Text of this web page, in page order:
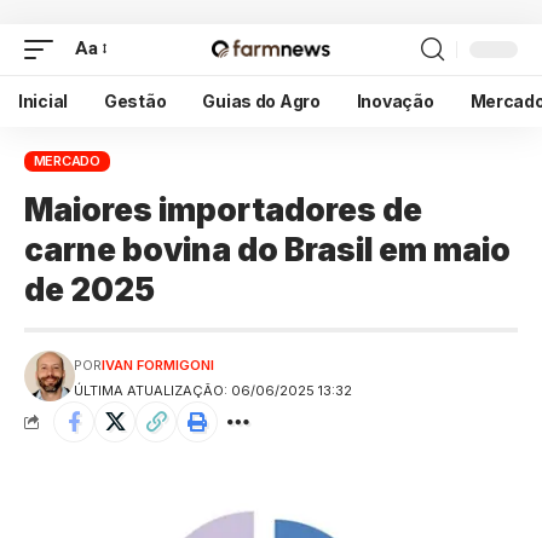
Aa
Inicial Gestão Guias do Agro Inovação
MERCADO
Maiores importadores de
carne bovina do Brasil em maio
de 2025
ÚLTIMA ATUALIZAÇÃO: 06/06/2025 13:32
PORIVAN FORMIGONI